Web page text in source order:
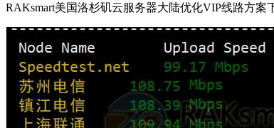
RAKsmart美国洛杉矶云服务器大陆优化VIP线路方案